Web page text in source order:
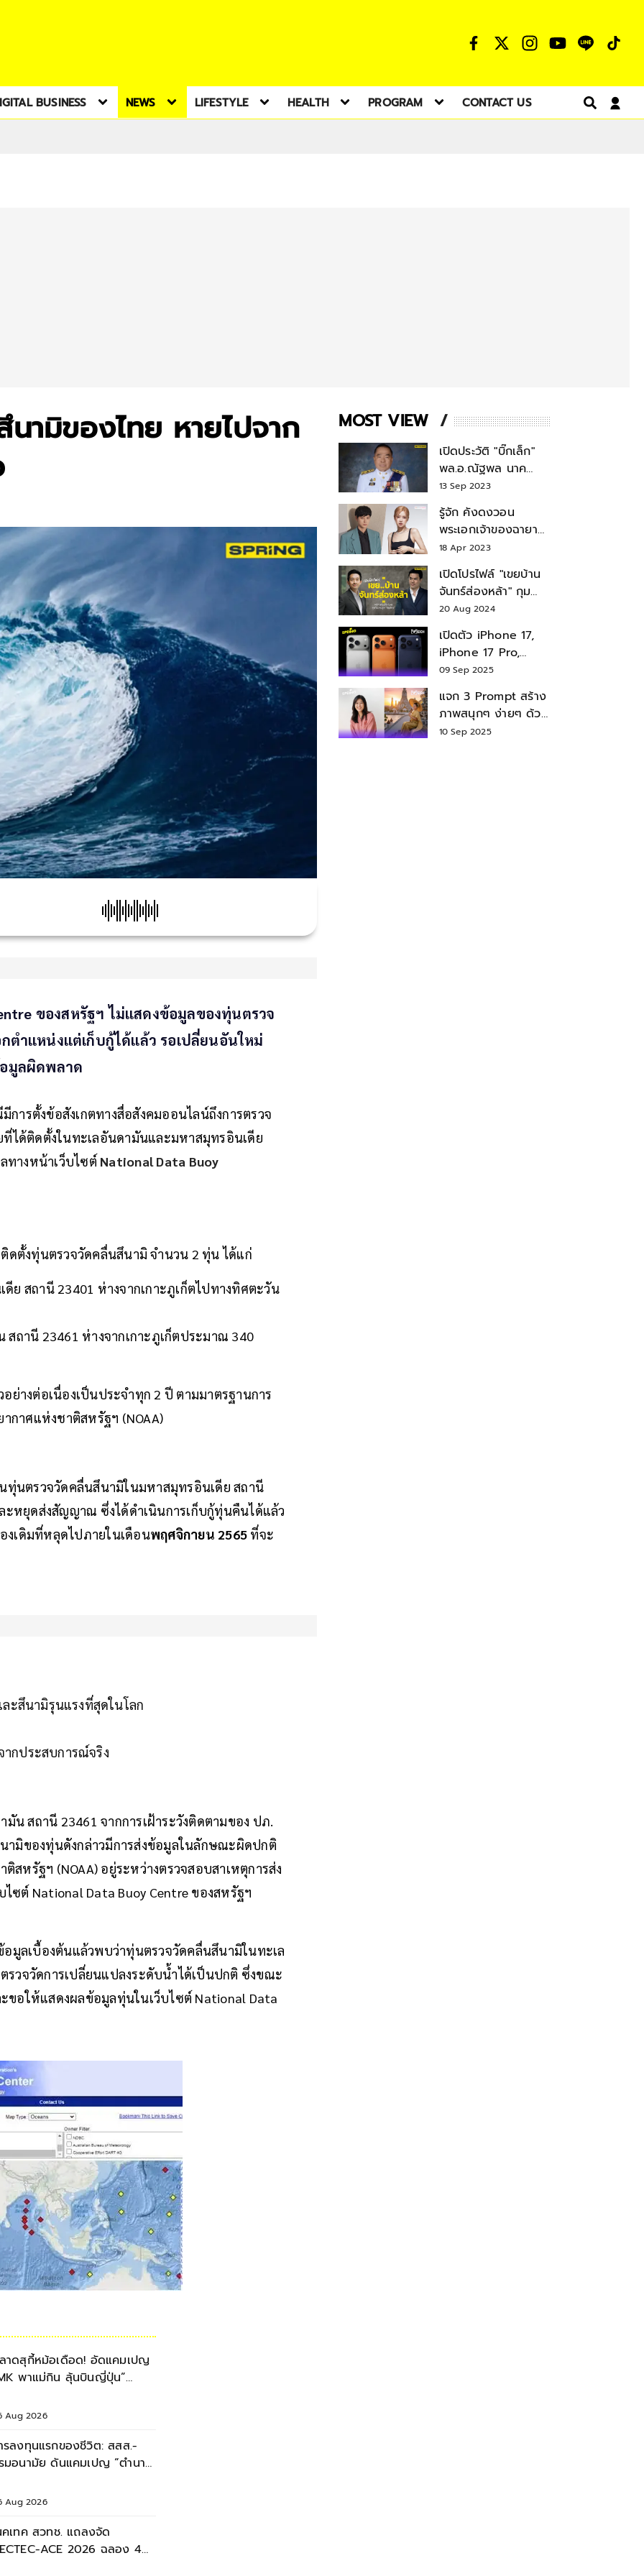
BUSINESS NEWS LIFESTYLE HEALTH PROGRAM CONTACT US
ามิของไทย หายไปจาก
ของสหรัฐฯ ไม่แสดงข้อมูลของทุ่นตรวจ
ำแหน่งแต่เก็บกู้ได้แล้ว รอเปลี่ยนอันใหม่
มูลผิดพลาด
การตั้งข้อสังเกตทางสื่อสังคมออนไลน์ถึงการตรวจ
ได้ติดตั้งในทะเลอันดามันและมหาสมุทรอินเดีย
ทางหน้าเว็บไซต์ National Data Buoy
ตั้งทุ่นตรวจวัดคลื่นสึนามิ จำนวน 2 ทุ่น ได้แก่
สถานี 23401 ห่างจากเกาะภูเก็ตไปทางทิศตะวัน
ถานี 23461 ห่างจากเกาะภูเก็ตประมาณ 340
ย่างต่อเนื่องเป็นประจำทุก 2 ปี ตามมาตรฐานการ
กาศแห่งชาติสหรัฐฯ (NOAA)
นตรวจวัดคลื่นสึนามิในมหาสมุทรอินเดีย สถานี
หยุดส่งสัญญาณ ซึ่งได้ดำเนินการเก็บกู้ทุ่นคืนได้แล้ว
เดิมที่หลุดไปภายในเดือนพฤศจิกายน 2565 ที่จะ
ะสึนามิรุนแรงที่สุดในโลก
ากประสบการณ์จริง
สถานี 23461 จากการเฝ้าระวังติดตามของ ปภ.
มิของทุ่นดังกล่าวมีการส่งข้อมูลในลักษณะผิดปกติ
หรัฐฯ (NOAA) อยู่ระหว่างตรวจสอบสาเหตุการส่ง
ซต์ National Data Buoy Centre ของสหรัฐฯ
มูลเบื้องต้นแล้วพบว่าทุ่นตรวจวัดคลื่นสึนามิในทะเล
รวจวัดการเปลี่ยนแปลงระดับน้ำได้เป็นปกติ ซึ่งขณะ
ขอให้แสดงผลข้อมูลทุ่นในเว็บไซต์ National Data
าดสุกี้หม้อเดือด! อัดแคมเปญ
พาแม่กิน ลุ้นบินญี่ปุ่น”
Aug 2026
รลงทุนแรกของชีวิต: สสส.-
มอนามัย ดันแคมเปญ “ตำนาน
ยืน
Aug 2026
คเทค สวทช. แถลงจัด
ACE 2026 ฉลอง 40
MOST VIEW
เปิดประวัติ "บิ๊กเล็ก"
พล.อ.ณัฐพล นาค
พาณิชย์ จากเลขาฯ
สมช.-เลขาฯ
รมว.กลาโหม
13 Sep 2023
รู้จัก คังดงวอน
พระเอกเจ้าของฉายา
สมบัติแห่งชาติ หลังมี
18 Apr 2023
เปิดโปรไฟล์ "เขยบ้าน
จันทร์ส่องหล้า" กุม
บังเหียนธุรกิจตระกูล
"ชินวัตร"
20 Aug 2024
เปิดตัว iPhone 17,
iPhone 17 Pro,
iPhone 17 Air สเปค
09 Sep 2025
แจก 3 Prompt สร้าง
ภาพสนุกๆ ง่ายๆ ด้วย
Nano Banana ใน
10 Sep 2025